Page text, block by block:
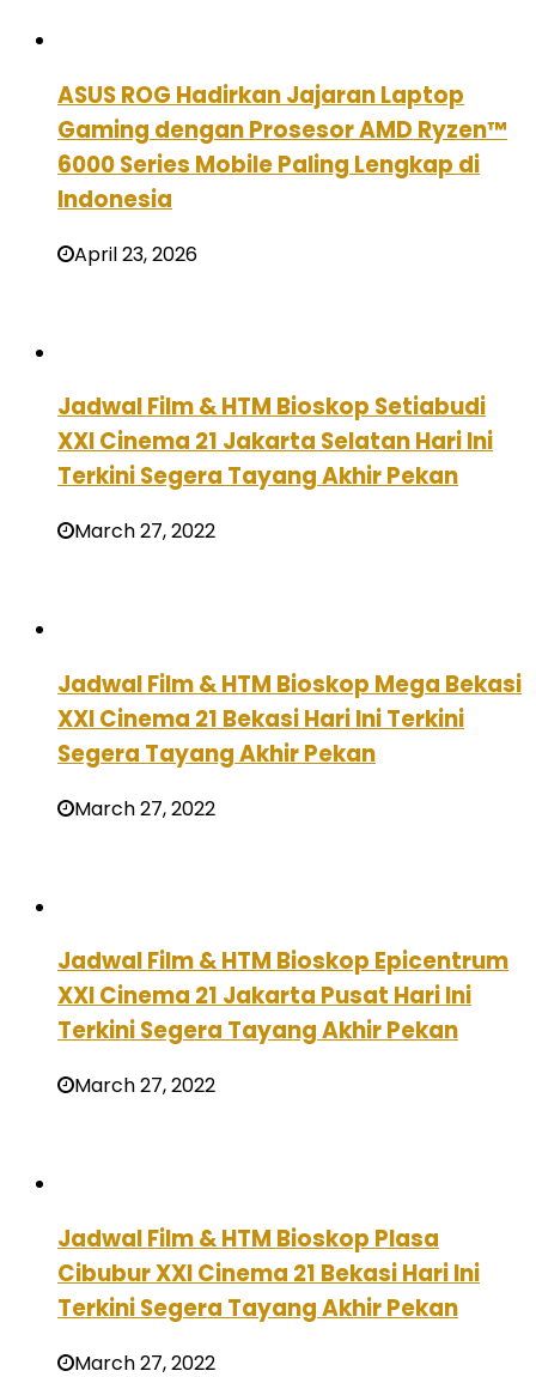
ASUS ROG Hadirkan Jajaran Laptop
Gaming dengan Prosesor AMD Ryzen™
6000 Series Mobile Paling Lengkap di
Indonesia
April 23, 2026
Jadwal Film & HTM Bioskop Setiabudi
XXI Cinema 21 Jakarta Selatan Hari Ini
Terkini Segera Tayang Akhir Pekan
March 27, 2022
Jadwal Film & HTM Bioskop Mega Bekasi
XXI Cinema 21 Bekasi Hari Ini Terkini
Segera Tayang Akhir Pekan
March 27, 2022
Jadwal Film & HTM Bioskop Epicentrum
XXI Cinema 21 Jakarta Pusat Hari Ini
Terkini Segera Tayang Akhir Pekan
March 27, 2022
Jadwal Film & HTM Bioskop Plasa
Cibubur XXI Cinema 21 Bekasi Hari Ini
Terkini Segera Tayang Akhir Pekan
March 27, 2022